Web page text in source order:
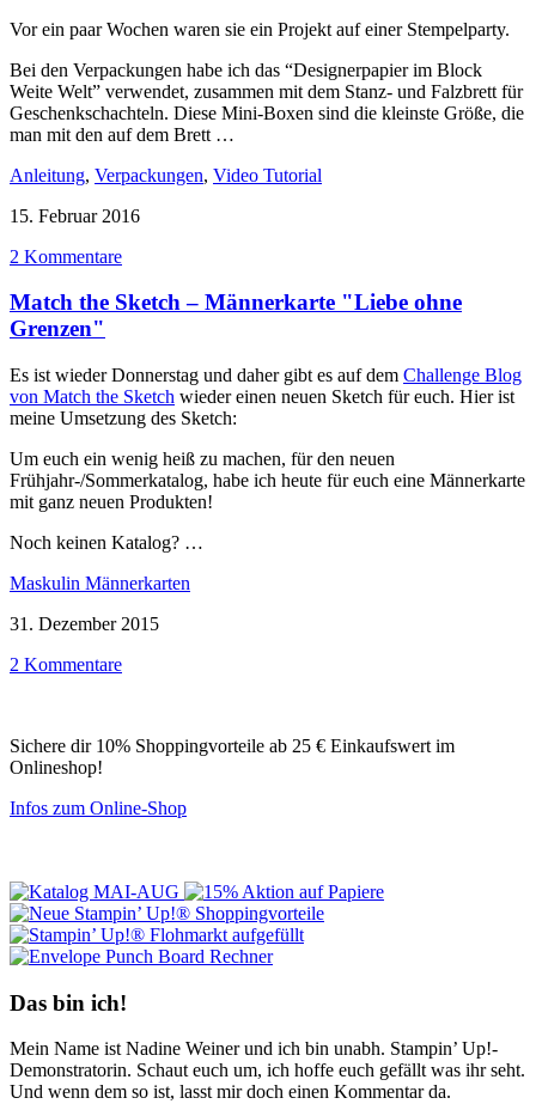
Vor ein paar Wochen waren sie ein Projekt auf einer Stempelparty.
Bei den Verpackungen habe ich das “Designerpapier im Block
Weite Welt” verwendet, zusammen mit dem Stanz- und Falzbrett für
Geschenkschachteln. Diese Mini-Boxen sind die kleinste Größe, die
man mit den auf dem Brett …
Anleitung, Verpackungen, Video Tutorial
15. Februar 2016
2 Kommentare
Match the Sketch – Männerkarte "Liebe ohne
Grenzen"
Es ist wieder Donnerstag und daher gibt es auf dem Challenge Blog
von Match the Sketch wieder einen neuen Sketch für euch. Hier ist
meine Umsetzung des Sketch:
Um euch ein wenig heiß zu machen, für den neuen
Frühjahr-/Sommerkatalog, habe ich heute für euch eine Männerkarte
mit ganz neuen Produkten!
Noch keinen Katalog? …
Maskulin Männerkarten
31. Dezember 2015
2 Kommentare
Sichere dir 10% Shoppingvorteile ab 25 € Einkaufswert im
Onlineshop!
Infos zum Online-Shop
Das bin ich!
Mein Name ist Nadine Weiner und ich bin unabh. Stampin’ Up!-
Demonstratorin. Schaut euch um, ich hoffe euch gefällt was ihr seht.
Und wenn dem so ist, lasst mir doch einen Kommentar da.